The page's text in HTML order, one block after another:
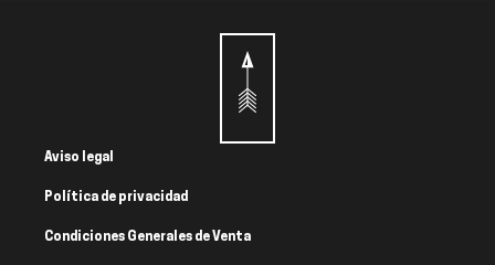
Aviso legal
Política de privacidad
Condiciones Generales de Venta